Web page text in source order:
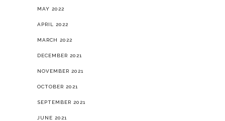
MAY 2022
APRIL 2022
MARCH 2022
DECEMBER 2021
NOVEMBER 2021
OCTOBER 2021
SEPTEMBER 2021
JUNE 2021